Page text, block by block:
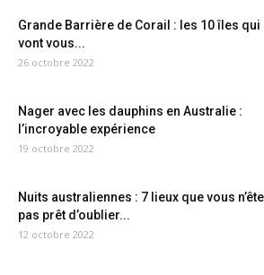
Grande Barrière de Corail : les 10 îles qui
vont vous...
26 octobre 2022
Nager avec les dauphins en Australie :
l’incroyable expérience
19 octobre 2022
Nuits australiennes : 7 lieux que vous
pas prêt d’oublier...
12 octobre 2022